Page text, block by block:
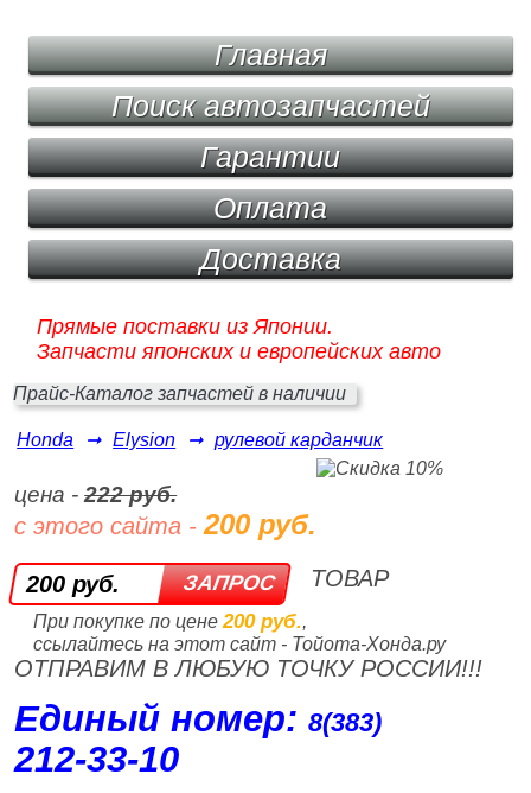
Главная
Поиск автозапчастей
Гарантии
Оплата
Доставка
Прямые поставки из Японии.
Запчасти японских и европейских авто
Прайс-Каталог запчастей в наличии
Honda ➞ Elysion ➞ рулевой карданчик
цена -222 руб.
с этого сайта -200 руб.
200 руб.
При покупке по цене 200 руб.,
ссылайтесь на этот сайт - Тойота-Хонда.ру
ТОВАР
ОТПРАВИМ В ЛЮБУЮ ТОЧКУ РОССИИ!!!
Единый номер:8(383)
212‑33‑10